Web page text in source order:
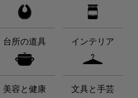
台所の道具 インテリア
美容と健康 文具と手芸